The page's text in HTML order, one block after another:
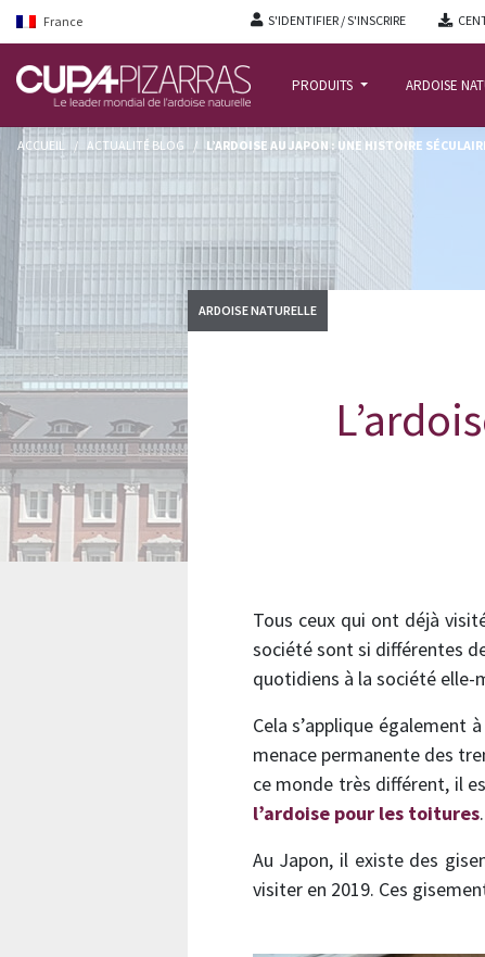
France S'IDENTIFIER / S'INSCRIRE
PRODUITS ARDOISE
ACCUEIL / ACTUALITÉ BLOG / L’ARDOISE AU JAPON : UNE HISTOIRE
ARDOISE NATURELLE
Tous ceux qui ont déjà
société sont si différentes
quotidiens à la société elle-
Cela s’applique également à
menace permanente des
ce monde très différent, il
l’ardoise pour les toitures.
Au Japon, il existe des
visiter en 2019. Ces